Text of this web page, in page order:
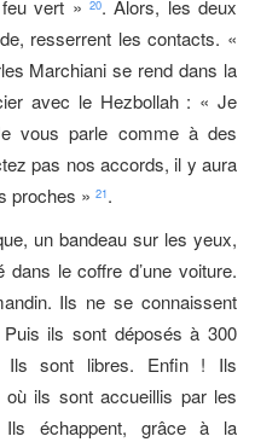
vert » 20. Alors, les deux
resserrent les contacts. «
Marchiani se rend dans la
avec le Hezbollah : « Je
vous parle comme à des
pas nos accords, il y aura
proches » 21.
un bandeau sur les yeux,
le coffre d’une voiture.
Ils ne se connaissent
Puis ils sont déposés à 300
Ils sont libres. Enfin ! Ils
où ils sont accueillis par les
Ils échappent, grâce à la